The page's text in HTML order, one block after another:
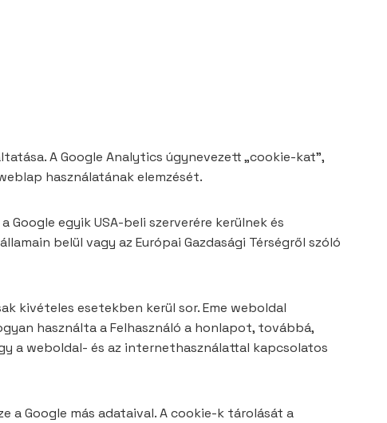
A Google Analytics úgynevezett „cookie-kat”,
használatának elemzését.
egyik USA-beli szerverére kerülnek és
belül vagy az Európai Gazdasági Térségről szóló
kivételes esetekben kerül sor. Eme weboldal
használta a Felhasználó a honlapot, továbbá,
a weboldal- és az internethasználattal kapcsolatos
a Google más adataival. A cookie-k tárolását a